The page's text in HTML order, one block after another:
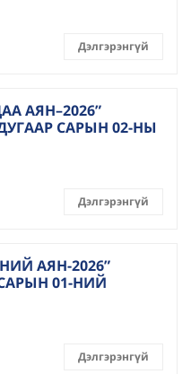
Дэлгэрэнгүй
АЯН–2026”
САРЫН 02-НЫ
Дэлгэрэнгүй
АЯН-2026”
01-НИЙ
Дэлгэрэнгүй